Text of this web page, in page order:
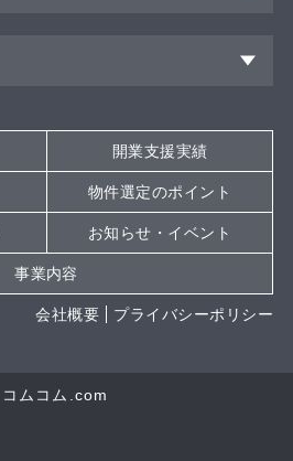
開業支援実績
物件選定のポイント
お知らせ・イベント
事業内容
会社概要 プライバシーポリシー
ムコム.com